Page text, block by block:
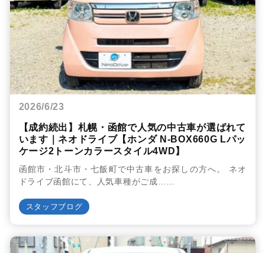
2026/6/23
【成約続出】札幌・函館で人気の中古車が選ばれて
います｜ネオドライブ【ホンダ N-BOX660G Lパッ
ケージ2トーンカラースタイル4WD】
函館市・北斗市・七飯町で中古車をお探しの方へ。 ネオ
ドライブ函館にて、人気車種がご成……
スタッフブログ